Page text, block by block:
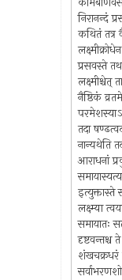
निरानन्दं
कथितं तत्र
प्रसवस्ते
लक्ष्मीश्चेत्
नैष्ठिकं
तदा
नान्यथेति
आराधनां
इत्युक्तास्ते
लक्ष्म्या
समायातः
दृष्टवन्तश्च
शंखचक्रधरं